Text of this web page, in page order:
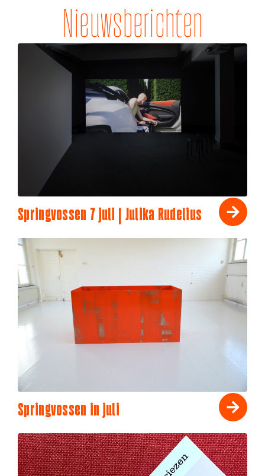
Nieuwsberichten
Springvossen 7 juli | Julika Rudelius
Springvossen in juli